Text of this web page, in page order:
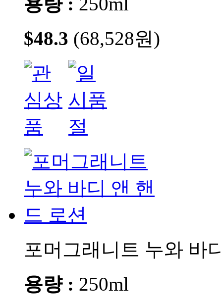
$48.3 (68,528원)
포머그래니트 누와 바
용량 : 250ml